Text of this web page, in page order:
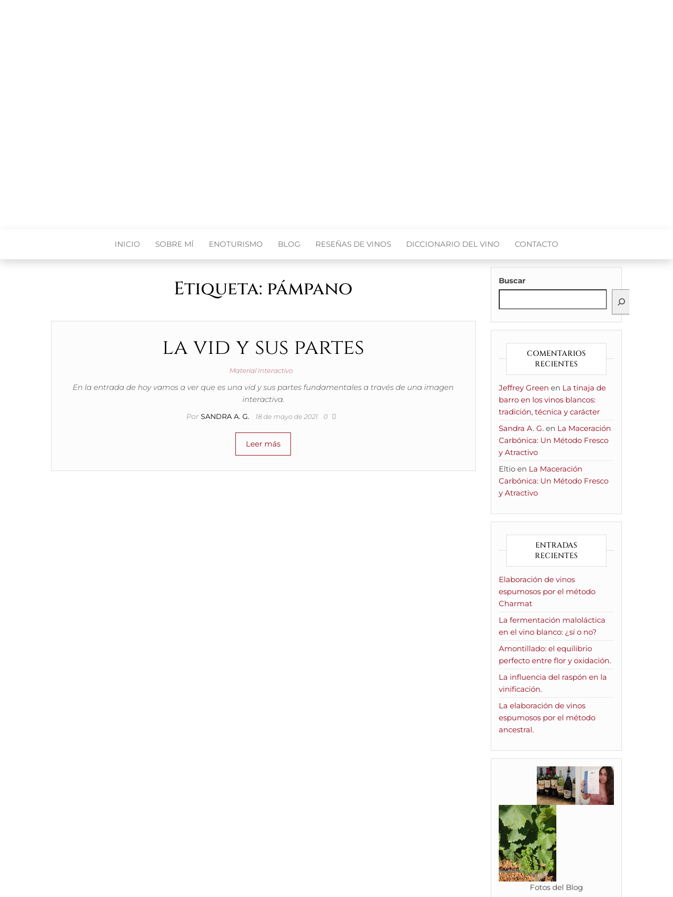
INICIO SOBRE MÍ ENOTURISMO BLOG RESEÑAS DE VINOS DICCIONARIO DEL VINO CONTACTO
Etiqueta: pámpano
la vid y sus partes
Material Interactivo
En la entrada de hoy vamos a ver que es una vid y sus partes fundamentales a través de una imagen
interactiva.
Por SANDRA A. G. 18 de mayo de 2021 0
Leer más
Buscar
COMENTARIOS
RECIENTES
Jeffrey Green en La tinaja de
barro en los vinos blancos:
tradición, técnica y carácter
Sandra A. G.en La Maceración
Carbónica: Un Método Fresco
y Atractivo
Eltioen La Maceración
Carbónica: Un Método Fresco
y Atractivo
ENTRADAS
RECIENTES
Elaboración de vinos
espumosos por el método
Charmat
La fermentación maloláctica
en el vino blanco: ¿sí o no?
Amontillado: el equilibrio
perfecto entre flor y oxidación.
La influencia del raspón en la
vinificación.
La elaboración de vinos
espumosos por el método
ancestral.
Fotos del Blog